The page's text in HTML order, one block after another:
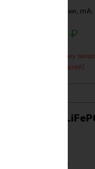
Ток балансировки, mA:
₽
По предварительному
(изготовление от 7 дней)
Аккумулятор
105